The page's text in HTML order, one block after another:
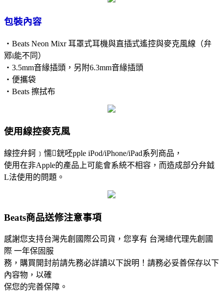
包裝內容
‧Beats Neon Mixr 耳罩式耳機與直插式遙控與麥克風線（弁
鄍i能不同）
‧3.5mm音緣插頭，另附6.3mm音緣插頭
‧便攜袋
‧Beats 擦拭布
使用線控麥克風
線控弁鈳﹞懦銧呸pple iPod/iPhone/iPad系列商品，
使用在非Apple的產品上可能會系統不相容，而造成部分弁鉞
L法使用的問題。
Beats商品送修注意事項
感謝您支持台灣先創國際公司貨，您享有 台灣總代理先創國
際 一年保固服
務，購買開封前請先務必詳讀以下說明！請務必妥善保存以下
內容物，以確
保您的完善保障。